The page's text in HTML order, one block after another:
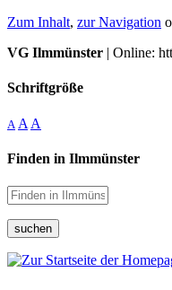
Zum Inhalt, zur Navigation
VG Ilmmünster | Online:
Schriftgröße
A A A
Finden in Ilmmünster
suchen